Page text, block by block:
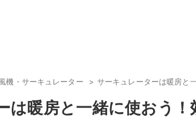
機・サーキュレーター サーキュレーターは暖房と
は暖房と一緒に使おう！